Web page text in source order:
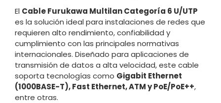
El Cable Furukawa Multilan Categoría 6 U/UTP
es la solución ideal para instalaciones de redes que
requieren alto rendimiento, confiabilidad y
cumplimiento con las principales normativas
internacionales. Diseñado para aplicaciones de
transmisión de datos a alta velocidad, este cable
soporta tecnologías como Gigabit Ethernet
(1000BASE-T), Fast Ethernet, ATM y PoE/PoE++,
entre otras.